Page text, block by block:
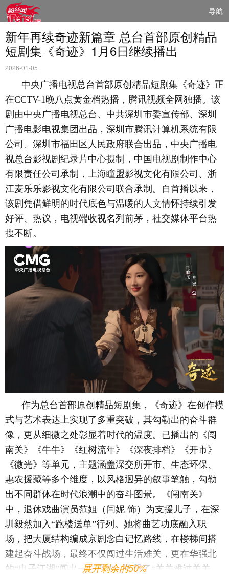
导航
新年再续奇迹新篇章 总台首部原创精品
短剧集《奇迹》1月6日继续播出
2026-01-05
中央广播电视总台首部原创精品短剧集《奇迹》正
在CCTV-1晚八点黄金档热播，腾讯视频全网独播。该
剧由中央广播电视总台、中共深圳市委宣传部、深圳
广播电影电视集团出品，深圳市腾讯计算机系统有限
公司、深圳市福田区人民政府联合出品，中央广播电
视总台影视剧纪录片中心摄制，中国电视剧制作中心
有限责任公司承制，上海瞳盟影视文化有限公司、浙
江麦乐乐影视文化有限公司联合承制。 自首播以来，
该剧 凭借鲜明的时代底色与温暖的人文情怀持续引发
好评、热议，电视端收视名列前茅，社交媒体平台热
搜不断。
作为总台首部原创精品短剧集，《奇迹》在创作模
式与艺术表达上实现了多重突破， 其勾勒出的奋斗群
像 ，更从细微之处彰显着时代的温度。 已播出的《闯
南关》《牛牛》《红树流年》《深夜排档》《开市》
《微光》 等单元，主题涵盖深交所开市、生态环保、
惠农援藏等多个维度 ， 以风格迥异的叙事笔触，勾勒
出不同群体在时代浪潮中的奋斗图景。《闯南关》
中，退休戏曲演员范姐 （闫妮 饰） 为支援儿子， 在深
圳 毅然加入 “跑楼送单”行列。她将曲艺功底融入职
场，把大厦结构编成京剧念白记忆路线，在楼梯间搭
建起奋斗战场，最终不仅闯过生活难关，更在华强北
的“电子江湖”闯出一片天地，诠释了 “关关难过关关
展开剩余的50%